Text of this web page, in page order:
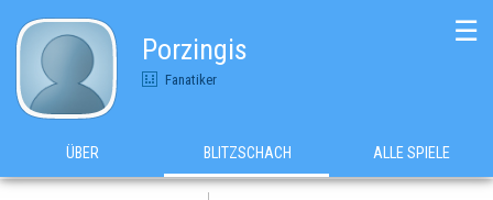
Porzingis
Fanatiker
☰
ÜBER BLITZSCHACH ALLE SPIELE